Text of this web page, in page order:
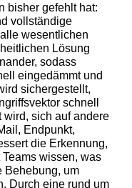
bisher gefehlt hat:
vollständige
wesentlichen
Lösung
sodass
eingedämmt und
sichergestellt,
schnell
sich auf andere
Endpunkt,
die Erkennung,
wissen, was
Behebung, um
Durch eine rund um